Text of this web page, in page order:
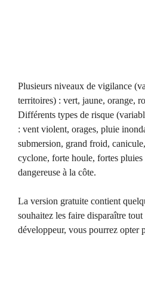
Plusieurs niveaux de vigilance
territoires) : vert, jaune, orange,
Différents types de risque
: vent violent, orages, pluie
submersion, grand froid,
cyclone, forte houle, fortes pluies
dangereuse à la côte.
La version gratuite contient
souhaitez les faire disparaître tout
développeur, vous pourrez opter